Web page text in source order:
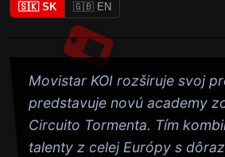
🇸🇰 SK 🇬🇧 EN
Movistar KOI rozširuje svoj
predstavuje novú academy
Circuito Tormenta. Tím
talenty z celej Európy s